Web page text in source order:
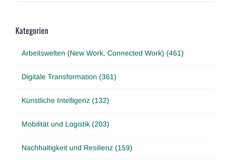
Kategorien
Arbeitswelten (New Work, Connected Work) (461)
Digitale Transformation (361)
Künstliche Intelligenz (132)
Mobilität und Logistik (203)
Nachhaltigkeit und Resilienz (159)